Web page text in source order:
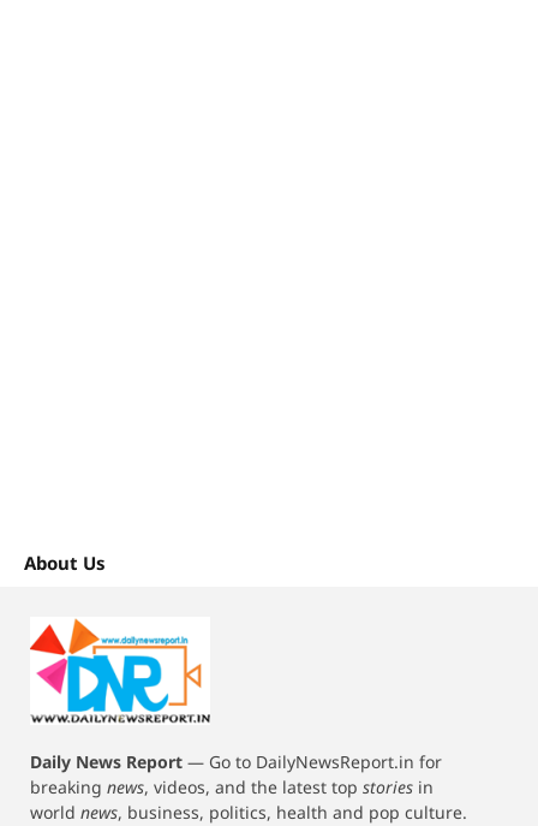
About Us
Daily News Report — Go to DailyNewsReport.in for
breaking news, videos, and the latest top stories in
world news, business, politics, health and pop culture.